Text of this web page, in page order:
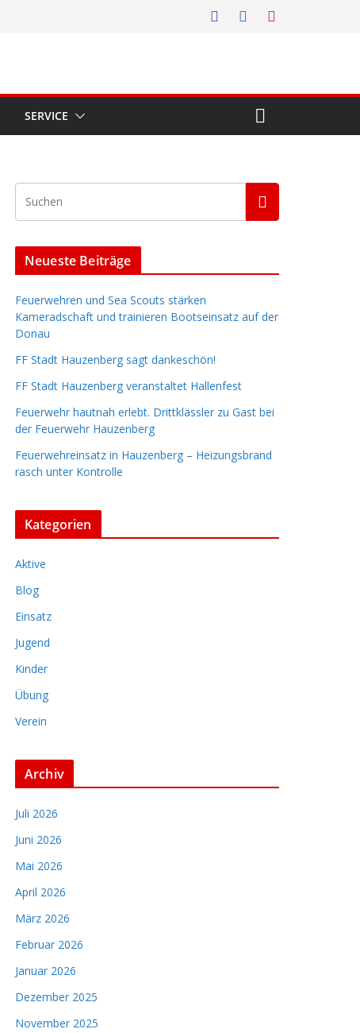
SERVICE
Neueste Beiträge
Feuerwehren und Sea Scouts stärken
Kameradschaft und trainieren Bootseinsatz auf der
Donau
FF Stadt Hauzenberg sagt dankeschön!
FF Stadt Hauzenberg veranstaltet Hallenfest
Feuerwehr hautnah erlebt. Drittklässler zu Gast bei
der Feuerwehr Hauzenberg
Feuerwehreinsatz in Hauzenberg – Heizungsbrand
rasch unter Kontrolle
Kategorien
Aktive
Blog
Einsatz
Jugend
Kinder
Übung
Verein
Archiv
Juli 2026
Juni 2026
Mai 2026
April 2026
März 2026
Februar 2026
Januar 2026
Dezember 2025
November 2025